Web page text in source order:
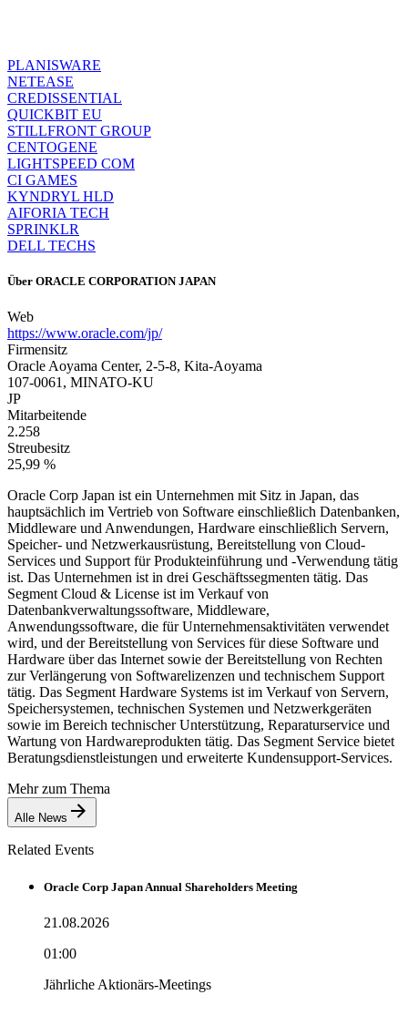
PLANISWARE
NETEASE
CREDISSENTIAL
QUICKBIT EU
STILLFRONT GROUP
CENTOGENE
LIGHTSPEED COM
CI GAMES
KYNDRYL HLD
AIFORIA TECH
SPRINKLR
DELL TECHS
Über ORACLE CORPORATION JAPAN
Web
https://www.oracle.com/jp/
Firmensitz
Oracle Aoyama Center, 2-5-8, Kita-Aoyama
107-0061, MINATO-KU
JP
Mitarbeitende
2.258
Streubesitz
25,99 %
Oracle Corp Japan ist ein Unternehmen mit Sitz in Japan, das
hauptsächlich im Vertrieb von Software einschließlich Datenbanken,
Middleware und Anwendungen, Hardware einschließlich Servern,
Speicher- und Netzwerkausrüstung, Bereitstellung von Cloud-
Services und Support für Produkteinführung und -Verwendung tätig
ist. Das Unternehmen ist in drei Geschäftssegmenten tätig. Das
Segment Cloud & License ist im Verkauf von
Datenbankverwaltungssoftware, Middleware,
Anwendungssoftware, die für Unternehmensaktivitäten verwendet
wird, und der Bereitstellung von Services für diese Software und
Hardware über das Internet sowie der Bereitstellung von Rechten
zur Verlängerung von Softwarelizenzen und technischem Support
tätig. Das Segment Hardware Systems ist im Verkauf von Servern,
Speichersystemen, technischen Systemen und Netzwerkgeräten
sowie im Bereich technischer Unterstützung, Reparaturservice und
Wartung von Hardwareprodukten tätig. Das Segment Service bietet
Beratungsdienstleistungen und erweiterte Kundensupport-Services.
Mehr zum Thema
Alle News
Related Events
Oracle Corp Japan Annual Shareholders Meeting
21.08.2026
01:00
Jährliche Aktionärs-Meetings